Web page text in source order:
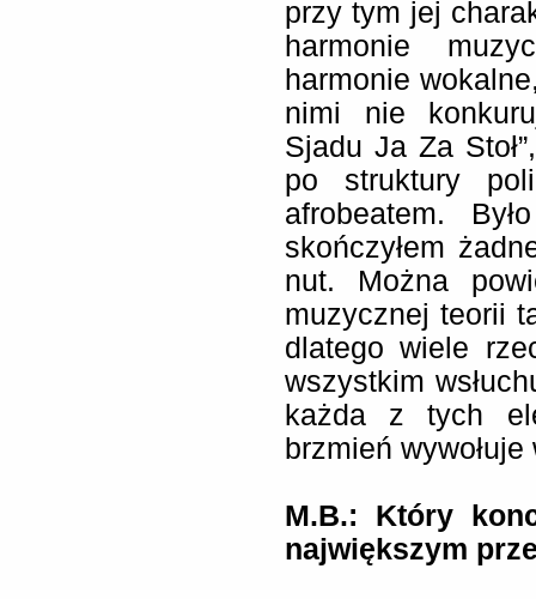
przy tym jej
harmonie
harmonie
nimi nie
Sjadu Ja Za
po struktury
afrobeatem.
skończyłem
nut. Można
muzycznej teorii
dlatego wiele
wszystkim
każda z tych
brzmień
M.B.:
Który
największym